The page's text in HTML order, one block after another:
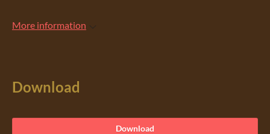
More information
Download
Download